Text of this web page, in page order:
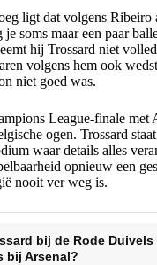
ligt dat volgens Ribeiro
soms maar een paar
hij Trossard niet
volgens hem ook
niet goed was.
League-finale met
ogen. Trossard
waar details alles
opnieuw een
nooit ver weg is.
bij de Rode
bij Arsenal?